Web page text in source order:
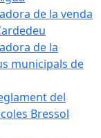
de la venda
de la
municipals de
del
Bressol